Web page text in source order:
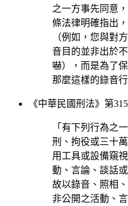
之一方事先同意
條法律明確指出
（例如，您與對
音目的並非出於
嚇），而是為了
那麼這樣的錄音
《中華民國刑法》第
「有下列行為之
刑、拘役或三十
用工具或設備窺
動、言論、談話
故以錄音、照相
非公開之活動、